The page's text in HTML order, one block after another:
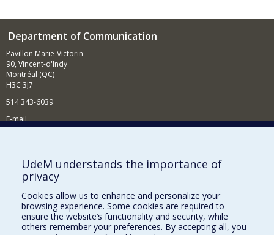
Department of Communication
Pavillon Marie-Victorin
90, Vincent-d'Indy
Montréal (QC)
H3C 3J7
514 343-6039
E-mail
Supporting the Department
NEED HELP?
Site map
Report a problem
Accessibility
UdeM understands the importance of
privacy
Cookies allow us to enhance and personalize your
browsing experience. Some cookies are required to
ensure the website’s functionality and security, while
others remember your preferences. By accepting all, you